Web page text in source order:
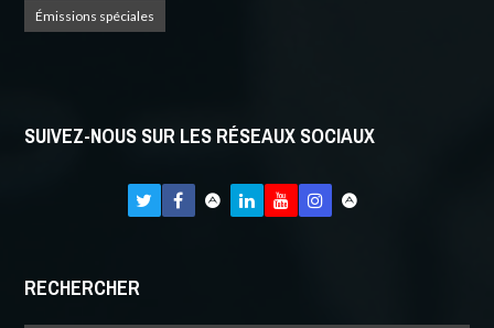
Émissions spéciales
SUIVEZ-NOUS SUR LES RÉSEAUX SOCIAUX
RECHERCHER